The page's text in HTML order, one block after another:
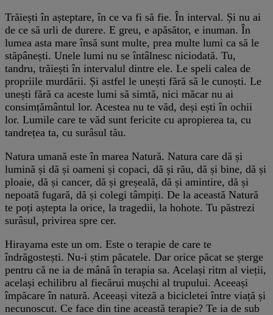
Trăiești în așteptare, în ce va fi să fie. În interval. Și nu ai
de ce să urli de durere. E greu, e apăsător, e inuman. În
lumea asta mare însă sunt multe, prea multe lumi ca să le
stăpânești. Unele lumi nu se întâlnesc niciodată. Tu,
tandru, trăiești în intervalul dintre ele. Le speli calea de
propriile murdării. Și astfel le unești fără să le cunoști. Le
unești fără ca aceste lumi să simtă, nici măcar nu ai
consimțământul lor. Acestea nu te văd, deși ești în ochii
lor. Lumile care te văd sunt fericite cu apropierea ta, cu
tandrețea ta, cu surâsul tău.
Natura umană este în marea Natură. Natura care dă și
lumină și dă și oameni și copaci, dă și rău, dă și bine, dă și
ploaie, dă și cancer, dă și greșeală, dă și amintire, dă și
nepoată fugară, dă și colegi tâmpiți. De la această Natură
te poți aștepta la orice, la tragedii, la hohote. Tu păstrezi
surâsul, privirea spre cer.
Hirayama este un om. Este o terapie de care te
îndrăgostești. Nu-i știm păcatele. Dar orice păcat se șterge
pentru că ne ia de mână în terapia sa. Același ritm al vieții,
același echilibru al fiecărui mușchi al trupului. Aceeași
împăcare în natură. Aceeași viteză a bicicletei între viață și
necunoscut. Ce face din tine această terapie? Te ia de sub